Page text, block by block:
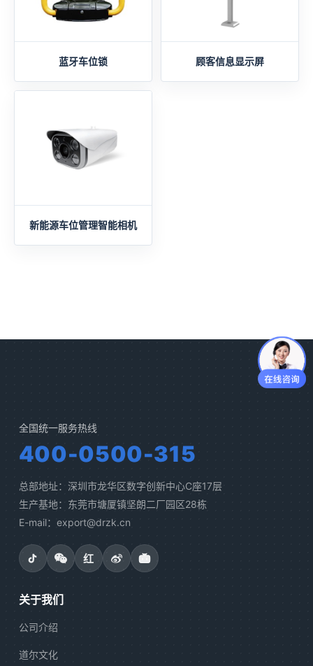
蓝牙车位锁 顾客信息显示屏
新能源车位管理智能相机
全国统一服务热线
400-0500-315
总部地址：深圳市龙华区数字创新中心C座17层
生产基地：东莞市塘厦镇坚朗二厂园区28栋
E-mail：export@drzk.cn
红
关于我们
公司介绍
道尔文化